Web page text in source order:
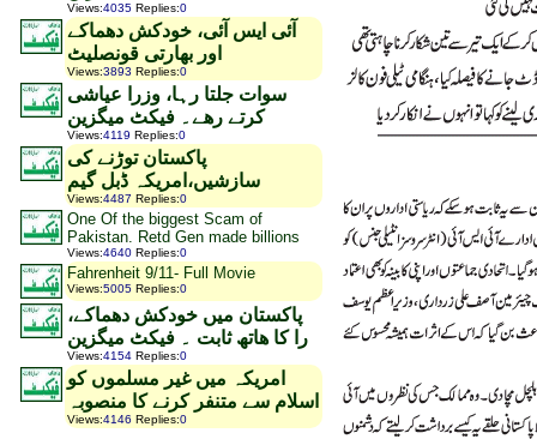
Views:4035 Replies:0
آئی ایس آئی، خودکش دھماکے
اور بھارتی قونصلیٹ
Views:3893 Replies:0
سوات جلتا رہا، وزرا عیاشی
کرتے رھے۔ فیکٹ میگزین
Views:4119 Replies:0
پاکستان توڑنے کی
سازشیں،امریکہ ڈبل گیم
Views:4487 Replies:0
One Of the biggest Scam of
Pakistan. Retd Gen made billions
Views:4640 Replies:0
Fahrenheit 9/11- Full Movie
Views:5005 Replies:0
پاکستان میں خودکش دھماکے،
را کا ھاتھ ثابت ۔ فیکٹ میگزین
Views:4154 Replies:0
امریکہ میں غیر مسلموں کو
اسلام سے متنفر کرنے کا منصوبہ
Views:4146 Replies:0